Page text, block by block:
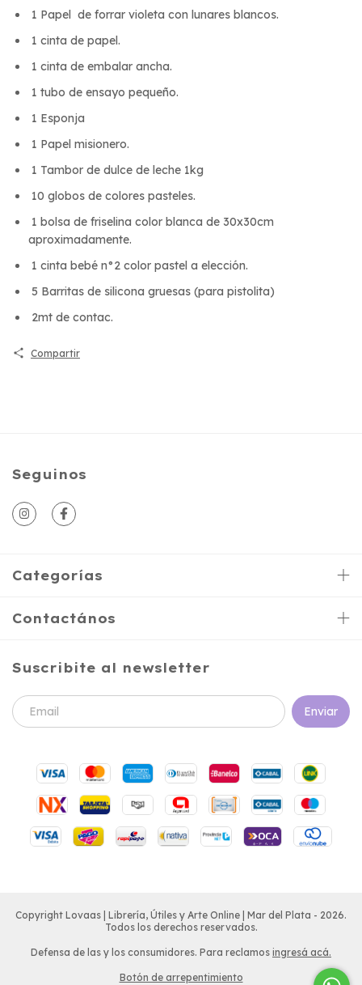
1 Papel de forrar violeta con lunares blancos.
1 cinta de papel.
1 cinta de embalar ancha.
1 tubo de ensayo pequeño.
1 Esponja
1 Papel misionero.
1 Tambor de dulce de leche 1kg
10 globos de colores pasteles.
1 bolsa de friselina color blanca de 30x30cm
aproximadamente.
1 cinta bebé n°2 color pastel a elección.
5 Barritas de silicona gruesas (para pistolita)
2mt de contac.
Compartir
Seguinos
Categorías
Contactános
Suscribite al newsletter
Copyright Lovaas | Librería, Útiles y Arte Online | Mar del Plata - 2026.
Todos los derechos reservados.
Defensa de las y los consumidores. Para reclamos ingresá acá.
Botón de arrepentimiento